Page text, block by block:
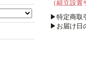
（組立設
▶特定商取
▶お届け日